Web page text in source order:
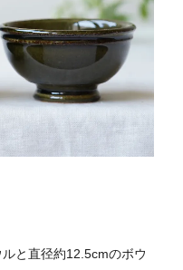
と直径約12.5cmのボウ